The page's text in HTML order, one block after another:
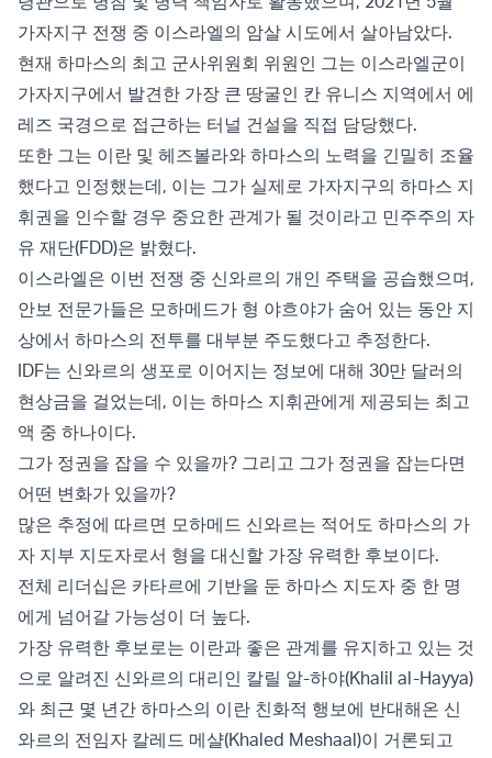
가자지구 전쟁 중 이스라엘의 암살 시도에서 살아남았다.
현재 하마스의 최고 군사위원회 위원인 그는 이스라엘군이
가자지구에서 발견한 가장 큰 땅굴인 칸 유니스 지역에서 에
레즈 국경으로 접근하는 터널 건설을 직접 담당했다.
또한 그는 이란 및 헤즈볼라와 하마스의 노력을 긴밀히 조율
했다고 인정했는데, 이는 그가 실제로 가자지구의 하마스 지
휘권을 인수할 경우 중요한 관계가 될 것이라고 민주주의 자
유 재단(FDD)은 밝혔다.
이스라엘은 이번 전쟁 중 신와르의 개인 주택을 공습했으며,
안보 전문가들은 모하메드가 형 야흐야가 숨어 있는 동안 지
상에서 하마스의 전투를 대부분 주도했다고 추정한다.
IDF는 신와르의 생포로 이어지는 정보에 대해 30만 달러의
현상금을 걸었는데, 이는 하마스 지휘관에게 제공되는 최고
액 중 하나이다.
그가 정권을 잡을 수 있을까? 그리고 그가 정권을 잡는다면
어떤 변화가 있을까?
많은 추정에 따르면 모하메드 신와르는 적어도 하마스의 가
자 지부 지도자로서 형을 대신할 가장 유력한 후보이다.
전체 리더십은 카타르에 기반을 둔 하마스 지도자 중 한 명
에게 넘어갈 가능성이 더 높다.
가장 유력한 후보로는 이란과 좋은 관계를 유지하고 있는 것
으로 알려진 신와르의 대리인 칼릴 알-하야(Khalil al-Hayya)
와 최근 몇 년간 하마스의 이란 친화적 행보에 반대해온 신
와르의 전임자 칼레드 메샬(Khaled Meshaal)이 거론되고